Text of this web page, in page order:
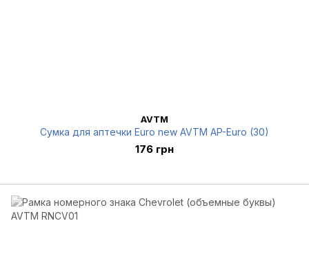
AVTM
Сумка для аптечки Euro new AVTM AP-Euro (30)
176 грн